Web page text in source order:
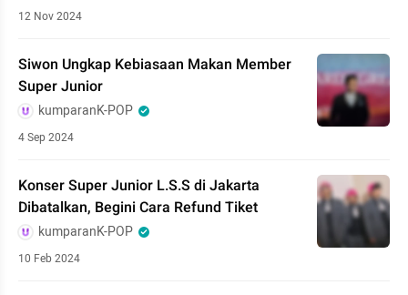
12 Nov 2024
Siwon Ungkap Kebiasaan Makan Member
Super Junior
kumparanK-POP
4 Sep 2024
Konser Super Junior L.S.S di Jakarta
Dibatalkan, Begini Cara Refund Tiket
kumparanK-POP
10 Feb 2024